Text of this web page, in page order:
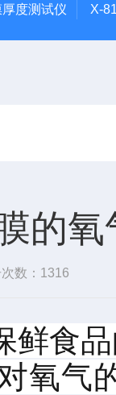
度测试仪 X-
的
次数：1316
鲜食
氧气